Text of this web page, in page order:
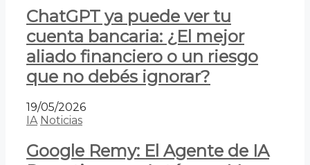
ChatGPT ya puede ver tu
cuenta bancaria: ¿El mejor
aliado financiero o un riesgo
que no debés ignorar?
19/05/2026
IA Noticias
Google Remy: El Agente de IA